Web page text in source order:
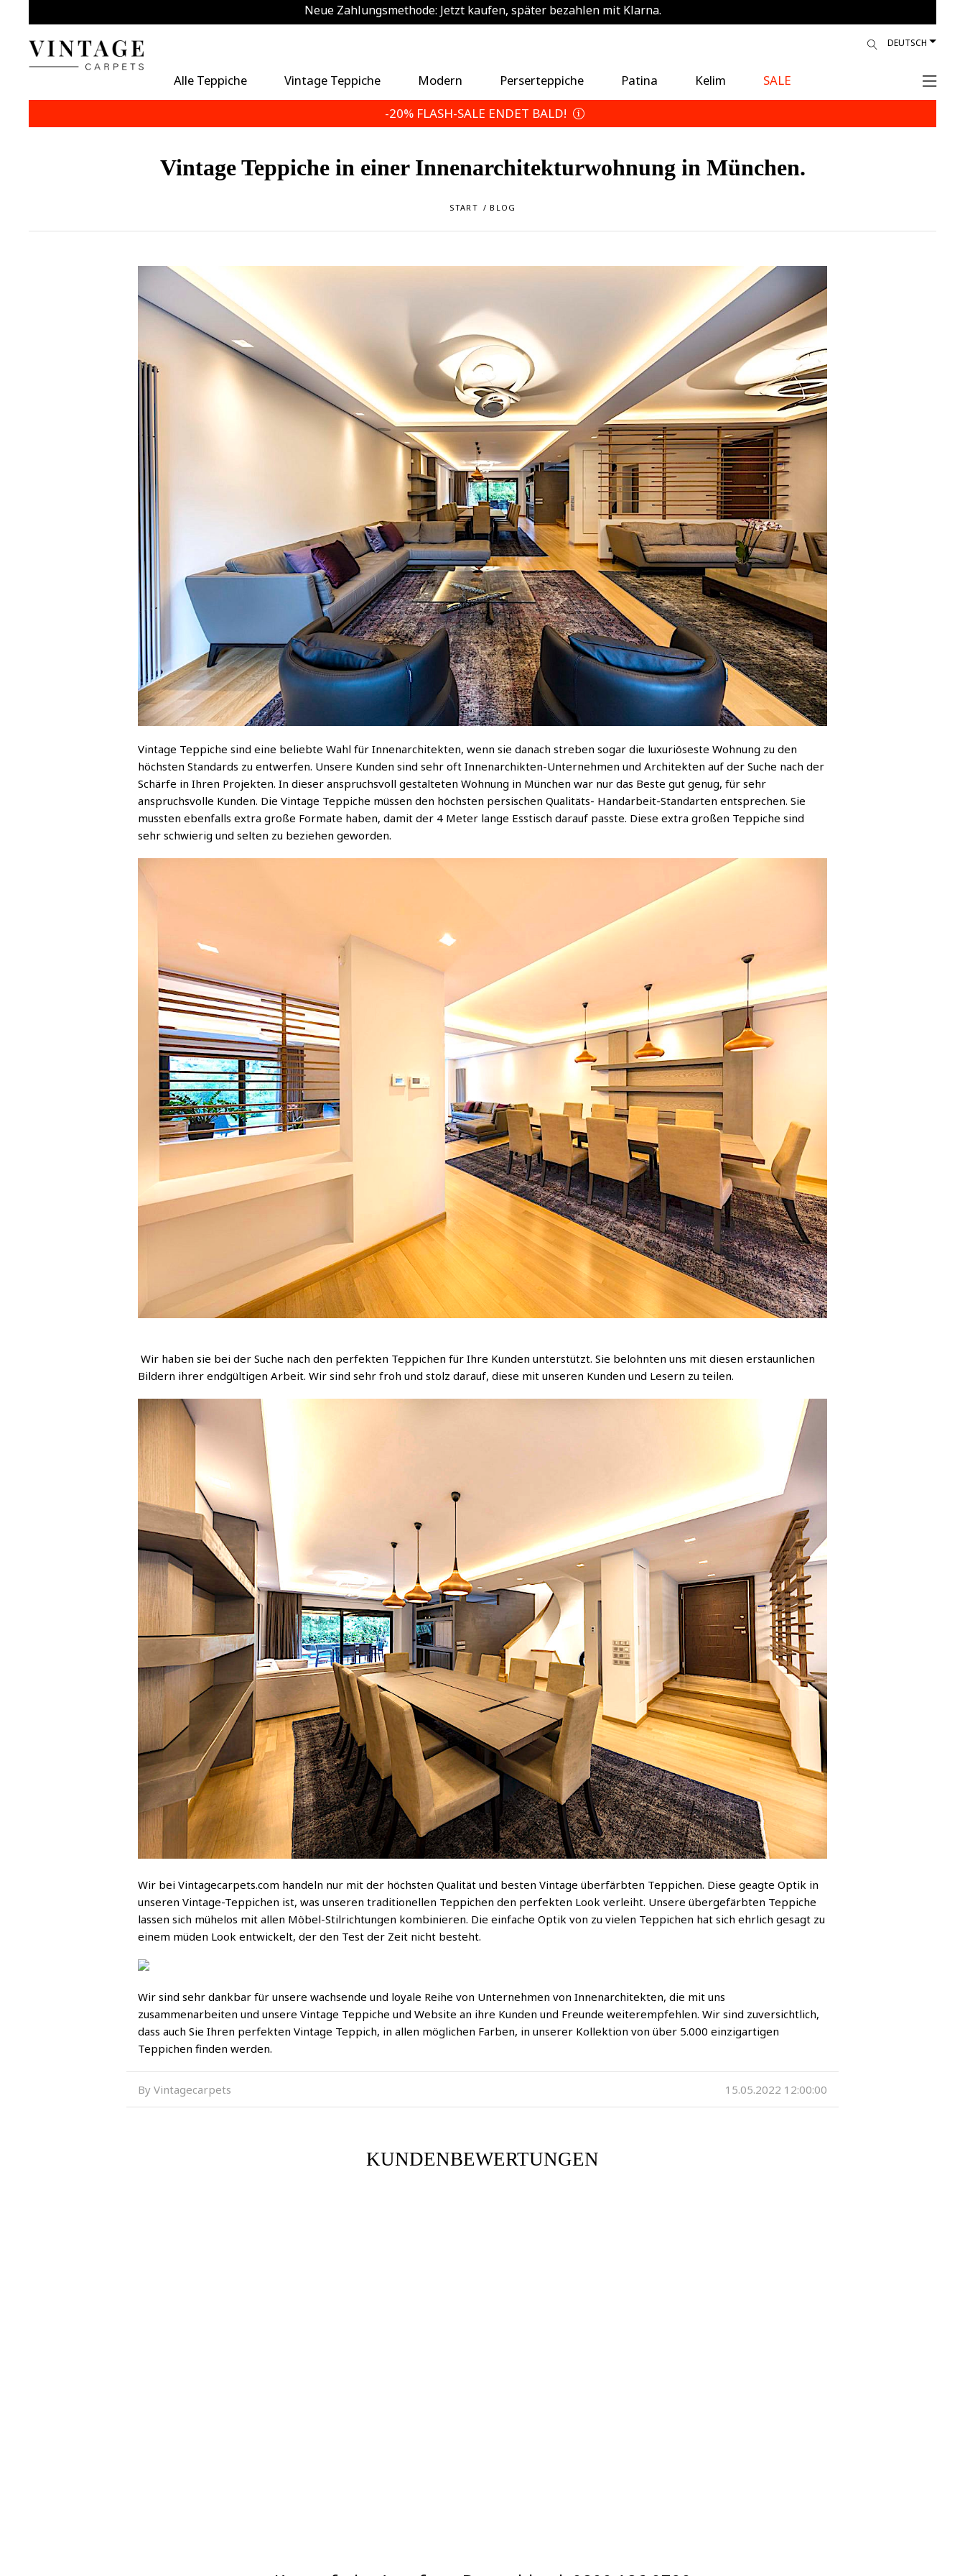
Zusätzlich 5% sparen — Wählen Sie Ihre Rückgabebedingungen
Neue Zahlungsmethode: Jetzt kaufen, später bezahlen mit Klarna.
DEUTSCH
Alle Teppiche Vintage Teppiche Modern Perserteppiche Patina Kelim
SALE
-20% FLASH-SALE ENDET BALD!
Vintage Teppiche in einer Innenarchitekturwohnung in München.
START BLOG
Vintage Teppiche sind eine beliebte Wahl für Innenarchitekten, wenn sie danach streben sogar die luxuriöseste Wohnung zu den
höchsten Standards zu entwerfen. Unsere Kunden sind sehr oft Innenarchikten-Unternehmen und Architekten auf der Suche nach der
Schärfe in Ihren Projekten. In dieser anspruchsvoll gestalteten Wohnung in München war nur das Beste gut genug, für sehr
anspruchsvolle Kunden. Die Vintage Teppiche müssen den höchsten persischen Qualitäts- Handarbeit-Standarten entsprechen. Sie
mussten ebenfalls extra große Formate haben, damit der 4 Meter lange Esstisch darauf passte. Diese extra großen Teppiche sind
sehr schwierig und selten zu beziehen geworden.
Wir haben sie bei der Suche nach den perfekten Teppichen für Ihre Kunden unterstützt. Sie belohnten uns mit diesen erstaunlichen
Bildern ihrer endgültigen Arbeit. Wir sind sehr froh und stolz darauf, diese mit unseren Kunden und Lesern zu teilen.
Wir bei Vintagecarpets.com handeln nur mit der höchsten Qualität und besten Vintage überfärbten Teppichen. Diese geagte Optik in
unseren Vintage-Teppichen ist, was unseren traditionellen Teppichen den perfekten Look verleiht. Unsere übergefärbten Teppiche
lassen sich mühelos mit allen Möbel-Stilrichtungen kombinieren. Die einfache Optik von zu vielen Teppichen hat sich ehrlich gesagt zu
einem müden Look entwickelt, der den Test der Zeit nicht besteht.
Wir sind sehr dankbar für unsere wachsende und loyale Reihe von Unternehmen von Innenarchitekten, die mit uns
zusammenarbeiten und unsere Vintage Teppiche und Website an ihre Kunden und Freunde weiterempfehlen. Wir sind zuversichtlich,
dass auch Sie Ihren perfekten Vintage Teppich, in allen möglichen Farben, in unserer Kollektion von über 5.000 einzigartigen
Teppichen finden werden.
By Vintagecarpets 15.05.2022 12:00:00
KUNDENBEWERTUNGEN